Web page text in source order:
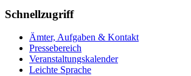
Schnellzugriff
Ämter, Aufgaben & Kontakt
Pressebereich
Veranstaltungskalender
Leichte Sprache